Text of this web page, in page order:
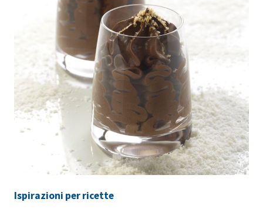
Ispirazioni per ricette